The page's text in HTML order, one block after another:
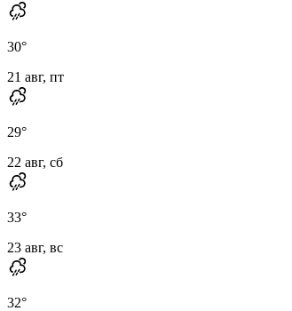
30°
21 авг, пт
29°
22 авг, сб
33°
23 авг, вс
32°